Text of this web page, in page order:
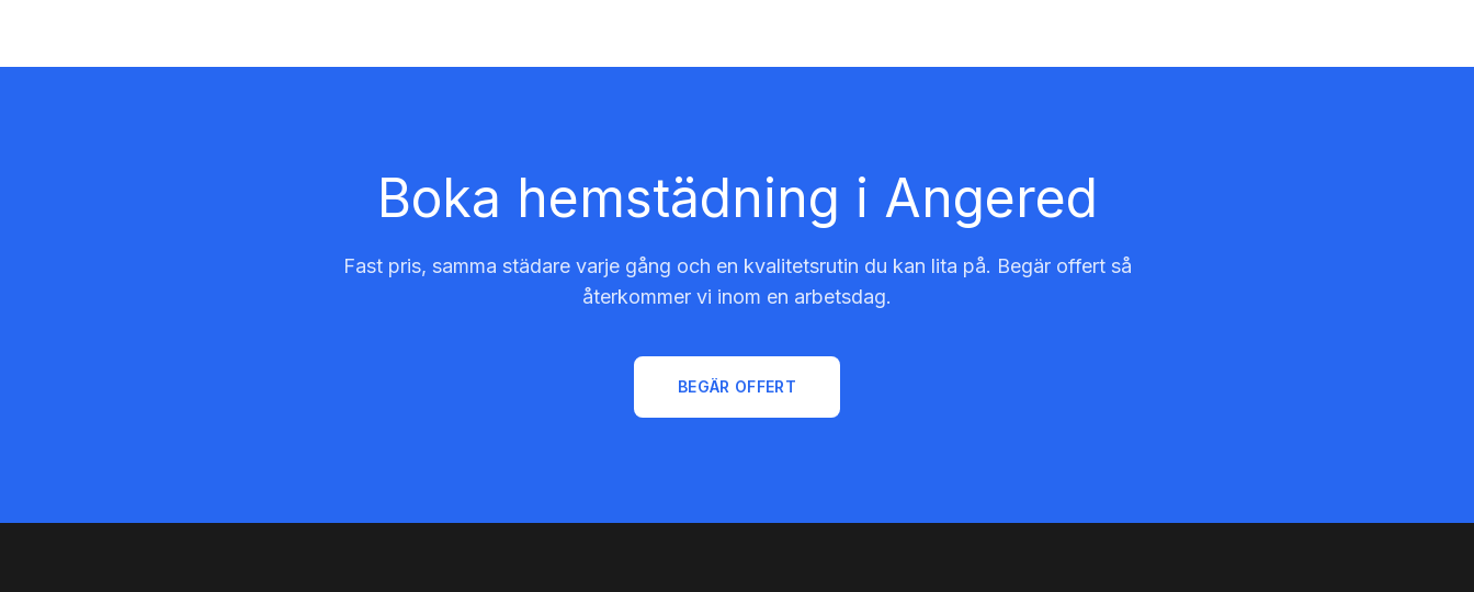
Boka hemstädning i Angered
Fast pris, samma städare varje gång och en kvalitetsrutin du kan lita på. Begär offert så
återkommer vi inom en arbetsdag.
BEGÄR OFFERT